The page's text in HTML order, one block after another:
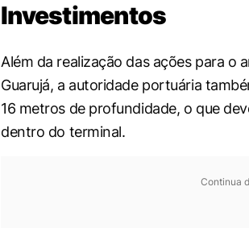
Investimentos
Além da realização das ações para o
Guarujá, a autoridade portuária
16 metros de profundidade, o que
dentro do terminal.
Continua